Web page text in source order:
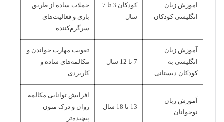
اموزش زبان
انگلیسی کودکان
کودکان 3 تا 7
سال
جملات ساده از طریق
بازی و فعالیت‌های
سرگرم‌کننده
آموزش زبان
انگلیسی به
کودکان دبستانی
7 تا 12 سال
تقویت مهارت خواندن و
مکالمه‌های ساده و
کاربردی
آموزش زبان
نوجوانان
13 تا 18 سال
افزایش توانایی مکالمه
روان و درک متون
پیچیده‌تر